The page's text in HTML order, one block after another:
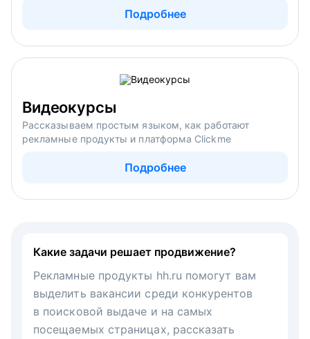
Подробнее
Видеокурсы
Рассказываем простым языком, как работают
рекламные продукты и платформа Clickme
Подробнее
Какие задачи решает продвижение?
Рекламные продукты hh.ru помогут вам
выделить вакансии среди конкурентов
в поисковой выдаче и на самых
посещаемых страницах, рассказать